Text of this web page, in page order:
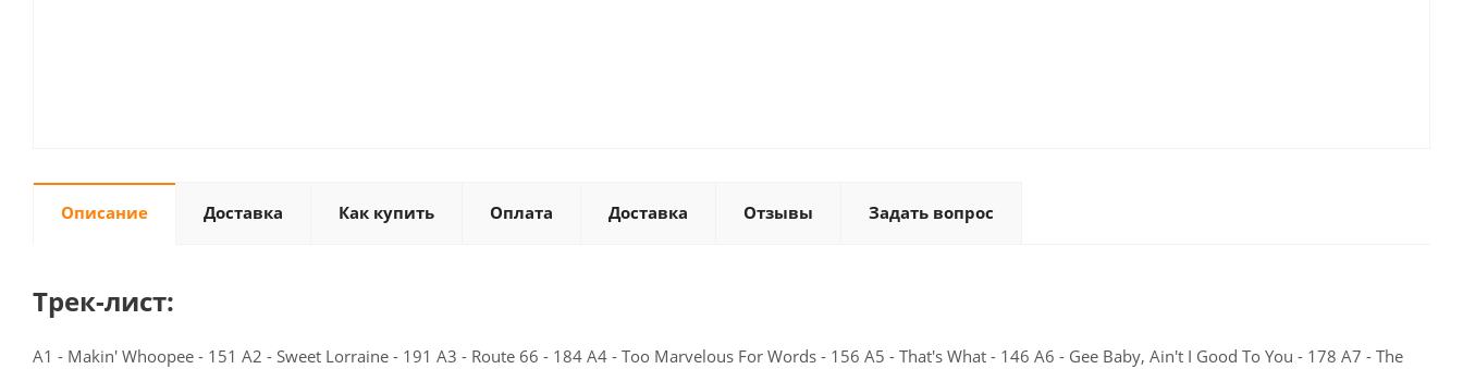
Описание Доставка Как купить Оплата Доставка Отзывы Задать вопрос
Трек-лист:
A1 - Makin' Whoopee - 151 A2 - Sweet Lorraine - 191 A3 - Route 66 - 184 A4 - Too Marvelous For Words - 156 A5 - That's What - 146 A6 - Gee Baby, Ain't I Good To You - 178 A7 - The